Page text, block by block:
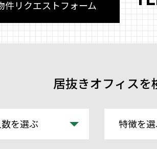
件リクエストフォーム
居抜きオフィスを
を選ぶ 特徴を